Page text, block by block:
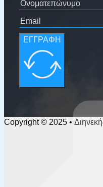
ΕΓΓΡΑΦΗ
Copyright © 2025 •